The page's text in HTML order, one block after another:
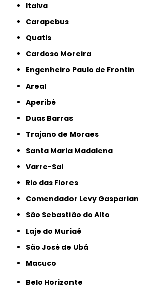
Italva
Carapebus
Quatis
Cardoso Moreira
Engenheiro Paulo de Frontin
Areal
Aperibé
Duas Barras
Trajano de Moraes
Santa Maria Madalena
Varre-Sai
Rio das Flores
Comendador Levy Gasparian
São Sebastião do Alto
Laje do Muriaé
São José de Ubá
Macuco
Belo Horizonte